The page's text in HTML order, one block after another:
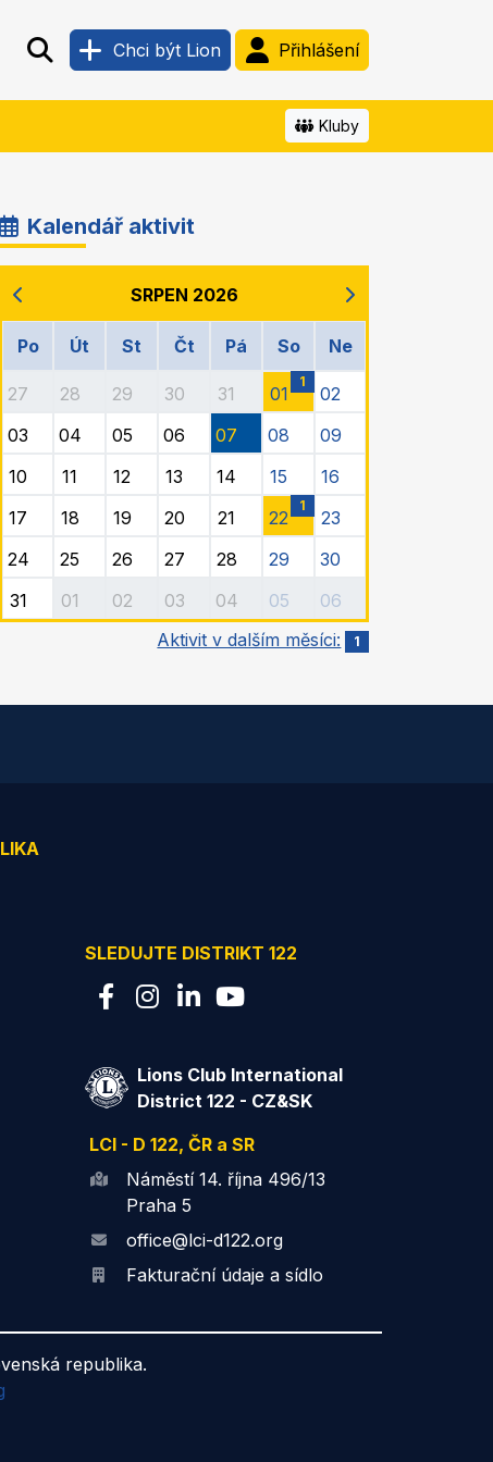
Chci být Lion Přihlášení
Kluby
Kalendář aktivit
SRPEN 2026
Po Út St Čt Pá So Ne
27 28 29 30 31 01
1
02
03
04 05 06 07 08
09
10
11 12 13 14 15
16
17
18 19 20 21 22
1
23
24
25 26 27 28 29
30
31
01 02 03 04 05
06
Aktivit v dalším měsíci:
1
SLEDUJTE DISTRIKT 122
Lions Club International
District 122 - CZ&SK
LCI - D 122, ČR a SR
Náměstí 14. října 496/13
Praha 5
office@lci-d122.org
Fakturační údaje a sídlo
republika.